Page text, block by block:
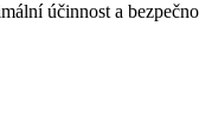
účinnost a